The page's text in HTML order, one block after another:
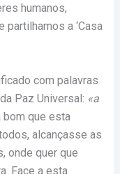
humanos,
a ‘Casa
com palavras
Paz Universal: «a
bom que esta
alcançasse as
onde quer que
Face a esta